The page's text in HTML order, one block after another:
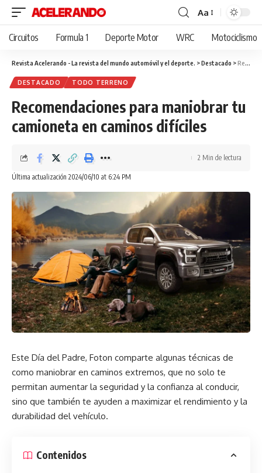
Cambiar
tamaño
fuente
Aa
Circuitos Formula 1 Deporte Motor WRC Motociclismo
Revista Acelerando - La revista del mundo automóvil y el deporte. >Destacado >Recomendaciones para maniobrar tu camioneta en caminos difíciles
DESTACADO TODO TERRENO
Recomendaciones para maniobrar tu
camioneta en caminos difíciles
Última actualización 2024/06/10 at 6:24 PM
2 Min de lectura
Este Día del Padre, Foton comparte algunas técnicas de
como maniobrar en caminos extremos, que no solo te
permitan aumentar la seguridad y la confianza al conducir,
sino que también te ayuden a maximizar el rendimiento y la
durabilidad del vehículo.
Contenidos